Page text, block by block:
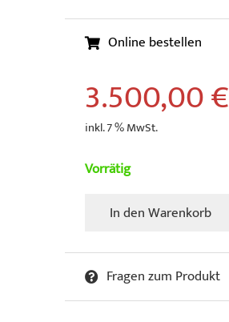
Online bestellen
3.500,00€
inkl. 7 % MwSt.
Vorrätig
Penck
-
Honen-
In den Warenkorb
Fragen zum Produkt